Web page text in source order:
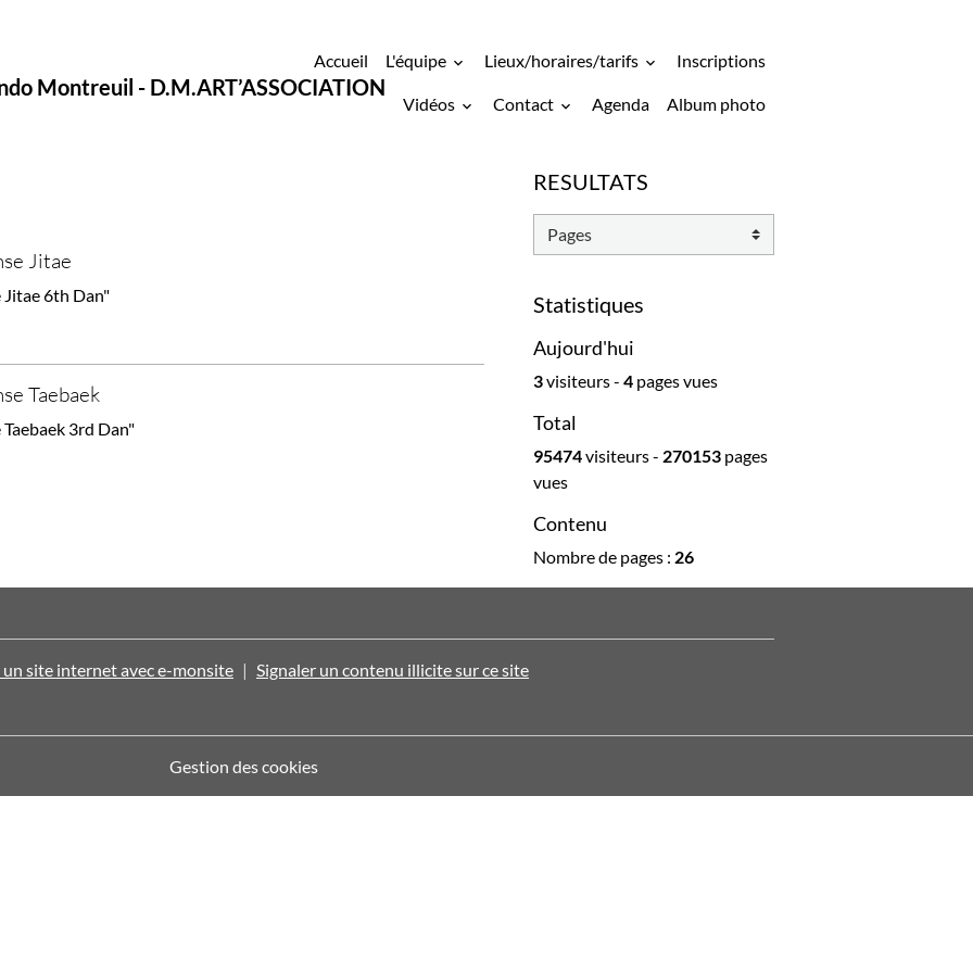
Montreuil - D.M.ART’ASSOCIATION
Accueil L'équipe Lieux/horaires/tarifs Inscriptions
Vidéos Contact Agenda Album photo
Jitae
Jitae 6th Dan"
Taebaek
3rd Dan"
RESULTATS
Statistiques
Aujourd'hui
3visiteurs - 4 pages vues
Total
95474visiteurs - 270153 pages
vues
Contenu
Nombre de pages : 26
un site internet avec e-monsite Signaler un contenu illicite sur ce site
Gestion des cookies